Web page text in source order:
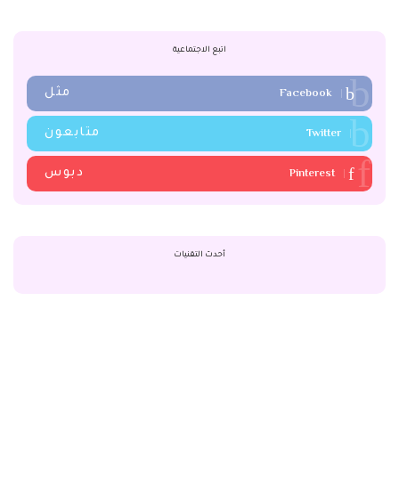
اتبع الاجتماعية
Facebook مثل
Twitter متابعون
Pinterest دبوس
أحدث التقنيات